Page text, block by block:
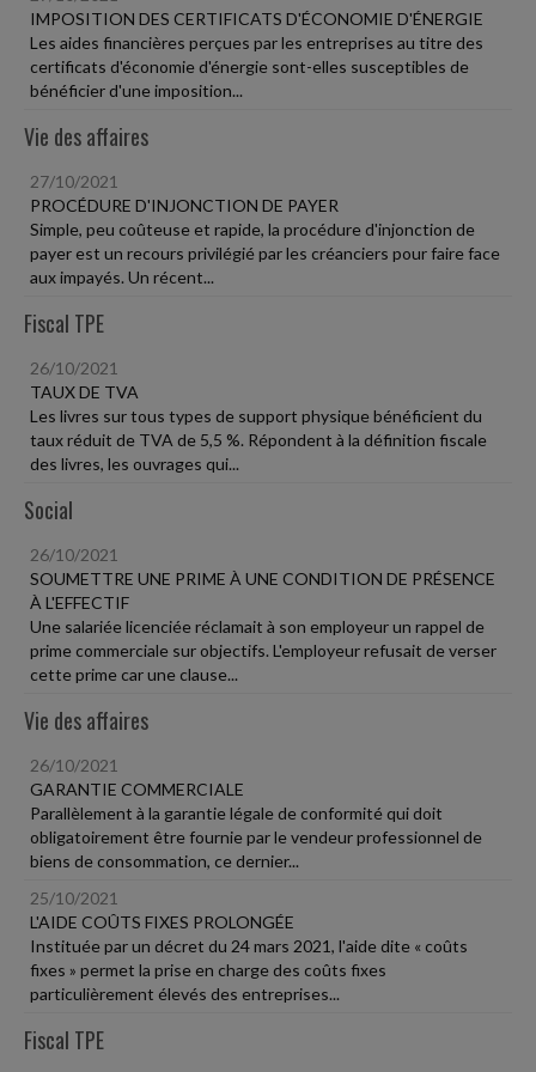
IMPOSITION DES CERTIFICATS D'ÉCONOMIE D'ÉNERGIE
Les aides financières perçues par les entreprises au titre des
certificats d'économie d'énergie sont-elles susceptibles de
bénéficier d'une imposition...
Vie des affaires
27/10/2021
PROCÉDURE D'INJONCTION DE PAYER
Simple, peu coûteuse et rapide, la procédure d'injonction de
payer est un recours privilégié par les créanciers pour faire face
aux impayés. Un récent...
Fiscal TPE
26/10/2021
TAUX DE TVA
Les livres sur tous types de support physique bénéficient du
taux réduit de TVA de 5,5 %. Répondent à la définition fiscale
des livres, les ouvrages qui...
Social
26/10/2021
SOUMETTRE UNE PRIME À UNE CONDITION DE PRÉSENCE
À L'EFFECTIF
Une salariée licenciée réclamait à son employeur un rappel de
prime commerciale sur objectifs. L'employeur refusait de verser
cette prime car une clause...
Vie des affaires
26/10/2021
GARANTIE COMMERCIALE
Parallèlement à la garantie légale de conformité qui doit
obligatoirement être fournie par le vendeur professionnel de
biens de consommation, ce dernier...
25/10/2021
L'AIDE COÛTS FIXES PROLONGÉE
Instituée par un décret du 24 mars 2021, l'aide dite « coûts
fixes » permet la prise en charge des coûts fixes
particulièrement élevés des entreprises...
Fiscal TPE